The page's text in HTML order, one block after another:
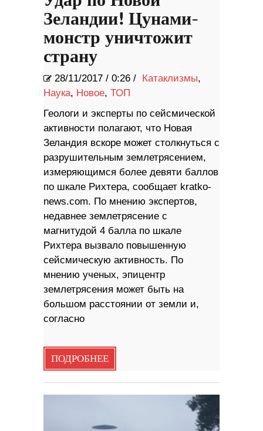
Зеландии! Цунами-
монстр уничтожит
страну
28/11/2017 / 0:26 / Катаклизмы,
Наука, Новое, ТОП
Геологи и эксперты по сейсмической
активности полагают, что Новая
Зеландия вскоре может столкнуться с
разрушительным землетрясением,
измеряющимся более девяти баллов
по шкале Рихтера, сообщает kratko-
news.com. По мнению экспертов,
недавнее землетрясение с
магнитудой 4 балла по шкале
Рихтера вызвало повышенную
сейсмическую активность. По
мнению ученых, эпицентр
землетрясения может быть на
большом расстоянии от земли и,
согласно
ПОДРОБНЕЕ